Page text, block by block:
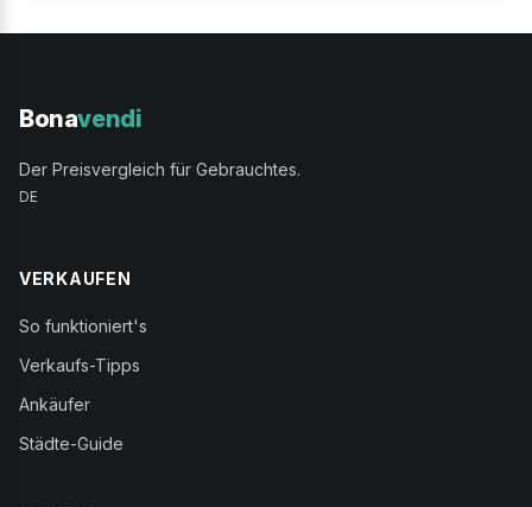
Bonavendi
Der Preisvergleich für Gebrauchtes.
DE
VERKAUFEN
So funktioniert's
Verkaufs-Tipps
Ankäufer
Städte-Guide